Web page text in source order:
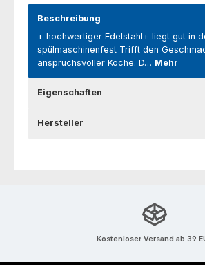
Beschreibung
+ hochwertiger Edelstahl+ liegt gut in
spülmaschinenfest Trifft den
anspruchsvoller Köche. D… Mehr
Eigenschaften
Hersteller
Kostenloser Versand ab 39